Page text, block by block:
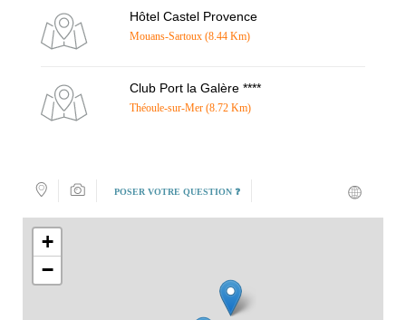
Hôtel Castel Provence
Mouans-Sartoux (8.44 Km)
Club Port la Galère ****
Théoule-sur-Mer (8.72 Km)
POSER VOTRE QUESTION ❓
+
−